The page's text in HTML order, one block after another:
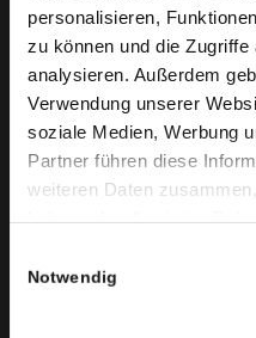
personalisieren,
zu können und die
analysieren. Außerdem
Verwendung unserer
soziale Medien, Werbung
Partner führen diese
weiteren Daten
Cookies, wenn Sie unsere
Notwendig
Aktuell in unserer
Weitere Verstärkung für
Simon